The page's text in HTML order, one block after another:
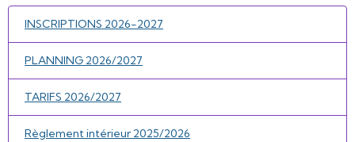
INSCRIPTIONS 2026-2027
PLANNING 2026/2027
TARIFS 2026/2027
Règlement intérieur 2025/2026